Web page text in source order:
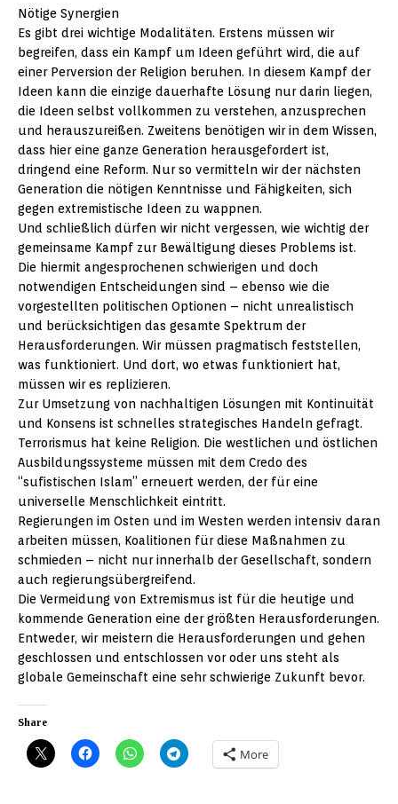
Nötige Synergien
Es gibt drei wichtige Modalitäten. Erstens müssen wir
begreifen, dass ein Kampf um Ideen geführt wird, die auf
einer Perversion der Religion beruhen. In diesem Kampf der
Ideen kann die einzige dauerhafte Lösung nur darin liegen,
die Ideen selbst vollkommen zu verstehen, anzusprechen
und herauszureißen. Zweitens benötigen wir in dem Wissen,
dass hier eine ganze Generation herausgefordert ist,
dringend eine Reform. Nur so vermitteln wir der nächsten
Generation die nötigen Kenntnisse und Fähigkeiten, sich
gegen extremistische Ideen zu wappnen.
Und schließlich dürfen wir nicht vergessen, wie wichtig der
gemeinsame Kampf zur Bewältigung dieses Problems ist.
Die hiermit angesprochenen schwierigen und doch
notwendigen Entscheidungen sind – ebenso wie die
vorgestellten politischen Optionen – nicht unrealistisch
und berücksichtigen das gesamte Spektrum der
Herausforderungen. Wir müssen pragmatisch feststellen,
was funktioniert. Und dort, wo etwas funktioniert hat,
müssen wir es replizieren.
Zur Umsetzung von nachhaltigen Lösungen mit Kontinuität
und Konsens ist schnelles strategisches Handeln gefragt.
Terrorismus hat keine Religion. Die westlichen und östlichen
Ausbildungssysteme müssen mit dem Credo des
“sufistischen Islam” erneuert werden, der für eine
universelle Menschlichkeit eintritt.
Regierungen im Osten und im Westen werden intensiv daran
arbeiten müssen, Koalitionen für diese Maßnahmen zu
schmieden – nicht nur innerhalb der Gesellschaft, sondern
auch regierungsübergreifend.
Die Vermeidung von Extremismus ist für die heutige und
kommende Generation eine der größten Herausforderungen.
Entweder, wir meistern die Herausforderungen und gehen
geschlossen und entschlossen vor oder uns steht als
globale Gemeinschaft eine sehr schwierige Zukunft bevor.
Share
More